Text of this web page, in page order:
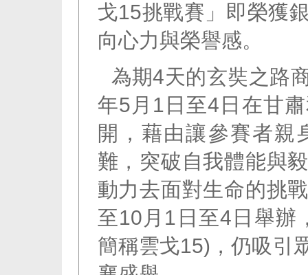
戈15挑戰賽」即榮獲
向心力與榮譽感。
為期4天的玄奘之路
年5月1日至4日在甘
開，藉由讓參賽者親
難，突破自我體能與
動力去面對生命的挑
至10月1日至4日舉辦
簡稱雲戈15)，仍吸引